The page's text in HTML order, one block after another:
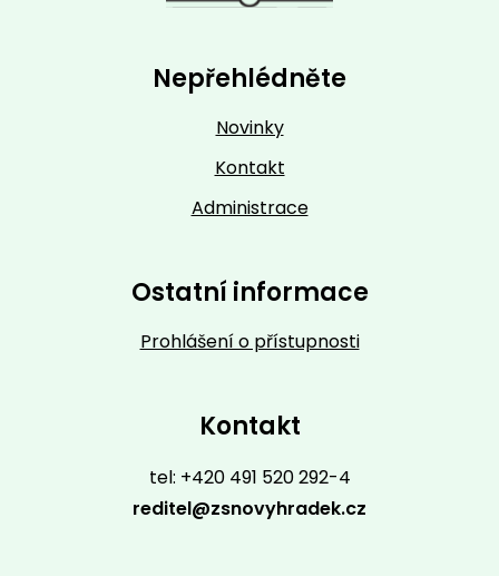
Nepřehlédněte
Novinky
Kontakt
Administrace
Ostatní informace
Prohlášení o přístupnosti
Kontakt
tel: +420 491 520 292-4
reditel@zsnovyhradek.cz